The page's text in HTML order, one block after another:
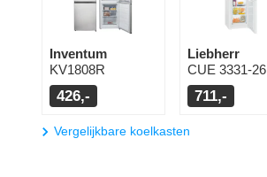
Inventum
KV1808R
426,-
Liebherr
CUE 3331-26
711,-
Vergelijkbare koelkasten